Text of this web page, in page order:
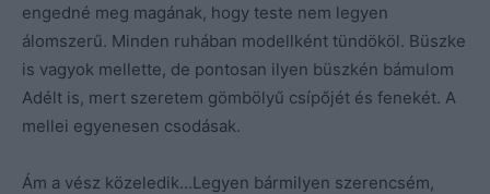
engedné meg magának, hogy teste nem legyen
álomszerű. Minden ruhában modellként tündököl. Büszke
is vagyok mellette, de pontosan ilyen büszkén bámulom
Adélt is, mert szeretem gömbölyű csípőjét és fenekét. A
mellei egyenesen csodásak.
Ám a vész közeledik…Legyen bármilyen szerencsém,